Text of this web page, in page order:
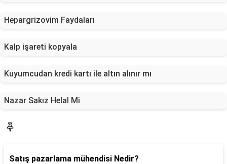
Hepargrizovim Faydaları
Kalp işareti kopyala
Kuyumcudan kredi kartı ile altın alınır mı
Nazar Sakız Helal Mi
Satış pazarlama mühendisi Nedir?